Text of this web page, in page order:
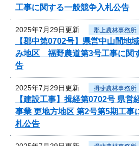
工事に関する一般競争入札公告
2025年7月29日更新 郡上農林事務所
【郡中第0702号】県営中山間
み地区 福野農道第3号工事に関
告
2025年7月29日更新 揖斐農林事務所
【建設工事】揖経第0702号 県営
事業 更地方地区 第2号第5期工事
札公告